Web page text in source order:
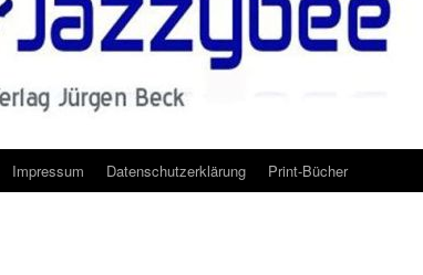
Impressum Datenschutzerklärung Print-Bücher